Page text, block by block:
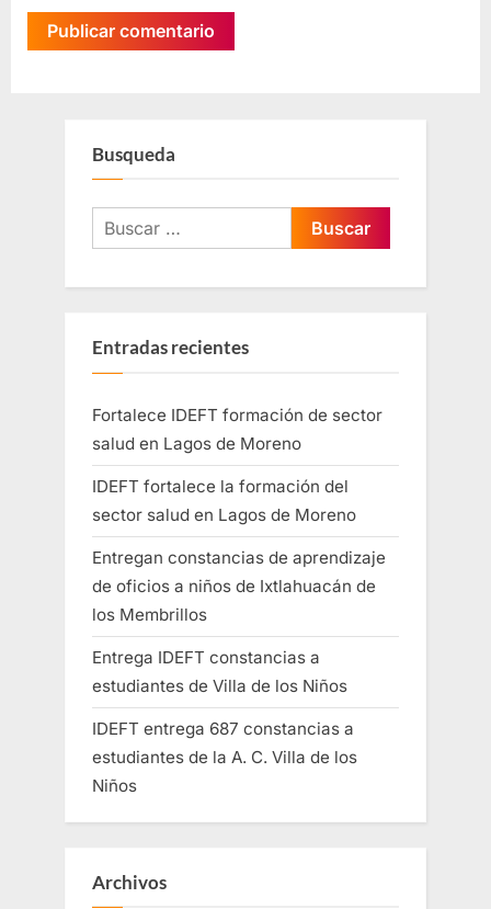
Busqueda
Entradas recientes
Fortalece IDEFT formación de sector
salud en Lagos de Moreno
IDEFT fortalece la formación del
sector salud en Lagos de Moreno
Entregan constancias de aprendizaje
de oficios a niños de Ixtlahuacán de
los Membrillos
Entrega IDEFT constancias a
estudiantes de Villa de los Niños
IDEFT entrega 687 constancias a
estudiantes de la A. C. Villa de los
Niños
Archivos